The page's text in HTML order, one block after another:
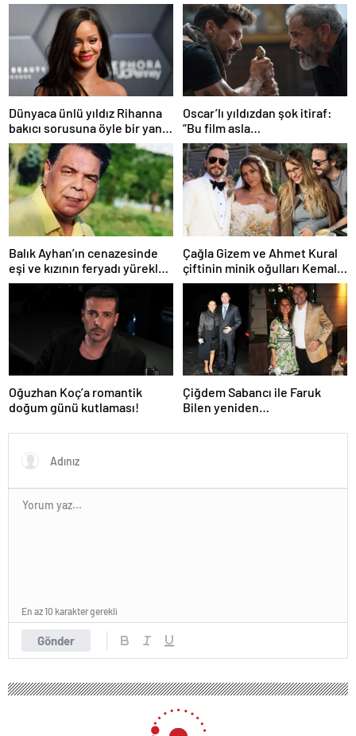
Dünyaca ünlü yıldız Rihanna
bakıcı sorusuna öyle bir yanıt
verdi ki! “35 yıl boyunca…”
Oscar’lı yıldızdan şok itiraf:
“Bu film asla
yayınlanmamalıydı!”
Balık Ayhan’ın cenazesinde
eşi ve kızının feryadı yürekleri
dağladı: “Baba kalk canım
Çağla Gizem ve Ahmet Kural
çiftinin minik oğulları Kemal, 1
yaşına bastı! İşte doğum
gününden kareler!
Oğuzhan Koç’a romantik
doğum günü kutlaması!
Çiğdem Sabancı ile Faruk
Bilen yeniden
damadı, eski eşinin hapis
Gönder
En az 10 karakter gerekli